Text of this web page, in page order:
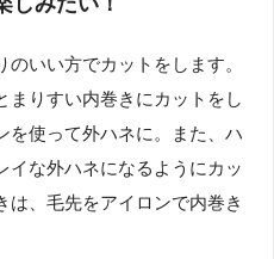
いい方でカットをします。
まりすい内巻きにカットをし
を使って外ハネに。また、ハ
イな外ハネになるようにカッ
は、毛先をアイロンで内巻き